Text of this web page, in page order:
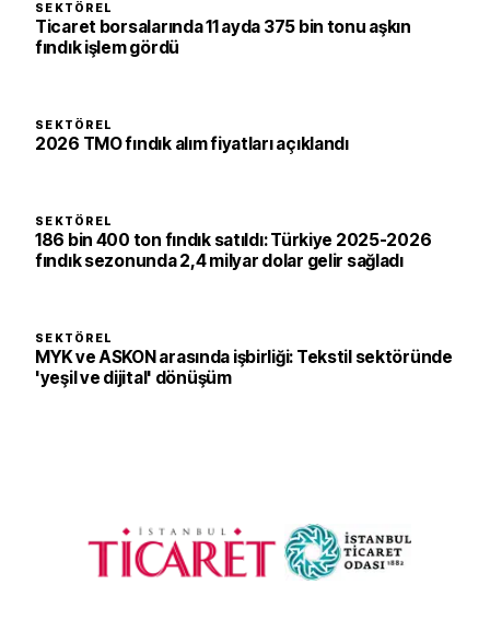
SEKTÖREL
Ticaret borsalarında 11 ayda 375 bin tonu aşkın
fındık işlem gördü
SEKTÖREL
2026 TMO fındık alım fiyatları açıklandı
SEKTÖREL
186 bin 400 ton fındık satıldı: Türkiye 2025-2026
fındık sezonunda 2,4 milyar dolar gelir sağladı
SEKTÖREL
MYK ve ASKON arasında işbirliği: Tekstil sektöründe
'yeşil ve dijital' dönüşüm